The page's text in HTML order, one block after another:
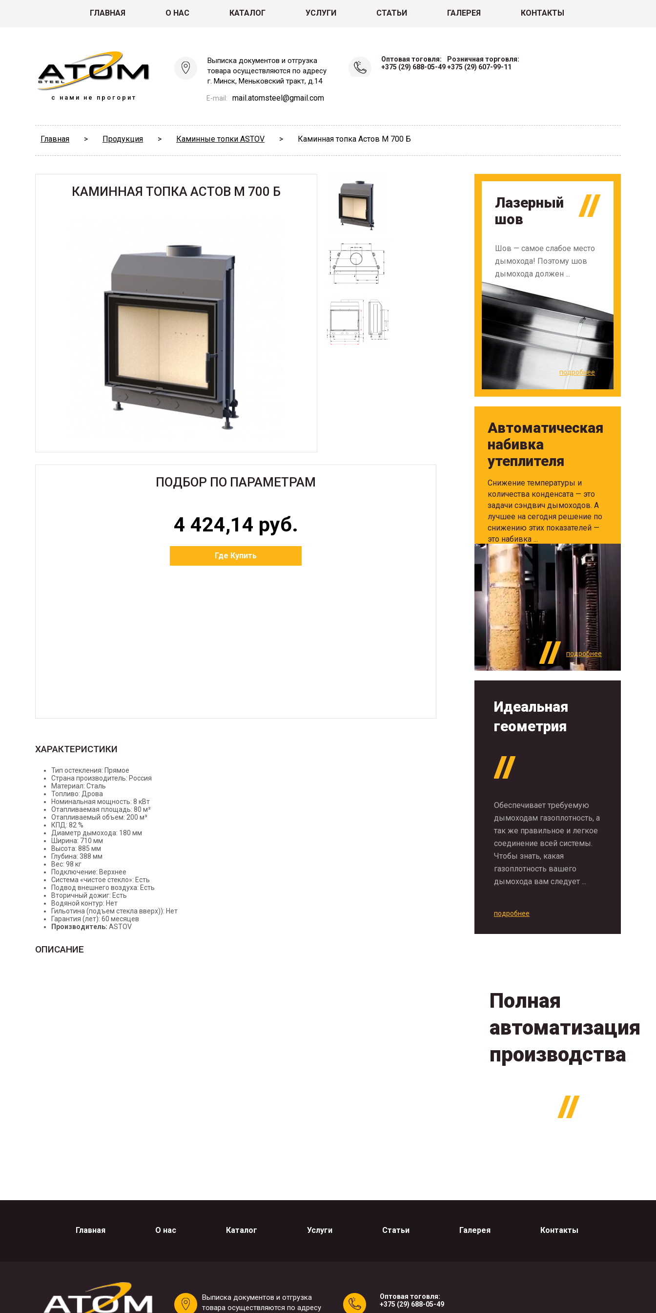
ГЛАВНАЯ О НАС КАТАЛОГ УСЛУГИ СТАТЬИ ГАЛЕРЕЯ КОНТАКТЫ
с нами не прогорит
Выписка документов и отгрузка
товара осуществляются по адресу
г. Минск, Меньковский тракт, д.14
E-mail: mail.atomsteel@gmail.com
Оптовая тоговля:
+375 (29) 688-05-49
Розничная торговля:
+375 (29) 607-99-11
Главная > Продукция > Каминные топки ASTOV > Каминная топка Астов М 700 Б
КАМИННАЯ ТОПКА АСТОВ М 700 Б
ПОДБОР ПО ПАРАМЕТРАМ
4 424,14 руб.
Где Купить
ХАРАКТЕРИСТИКИ
Тип остекления: Прямое
Страна производитель: Россия
Материал: Сталь
Топливо: Дрова
Номинальная мощность: 8 кВт
Отапливаемая площадь: 80 м²
Отапливаемый объем: 200 м³
КПД: 82 %
Диаметр дымохода: 180 мм
Ширина: 710 мм
Высота: 885 мм
Глубина: 388 мм
Вес: 98 кг
Подключение: Верхнее
Система «чистое стекло»: Есть
Подвод внешнего воздуха: Есть
Вторичный дожиг: Есть
Водяной контур: Нет
Гильотина (подъем стекла вверх)): Нет
Гарантия (лет): 60 месяцев
Производитель: ASTOV
ОПИСАНИЕ
Лазерный
шов
Шов — самое слабое место
дымохода! Поэтому шов
дымохода должен ...
подробнее
Автоматическая
набивка
утеплителя
Снижение температуры и
количества конденсата — это
задачи сэндвич дымоходов. А
лучшее на сегодня решение по
снижению этих показателей —
это набивка ...
подробнее
Идеальная
геометрия
Обеспечивает требуемую
дымоходам газоплотность, а
так же правильное и легкое
соединение всей системы.
Чтобы знать, какая
газоплотность вашего
дымохода вам следует ...
подробнее
Полная
автоматизация
производства
Главная О нас Каталог Услуги Статьи Галерея Контакты
Выписка документов и отгрузка
товара осуществляются по адресу
Оптовая тоговля:
+375 (29) 688-05-49